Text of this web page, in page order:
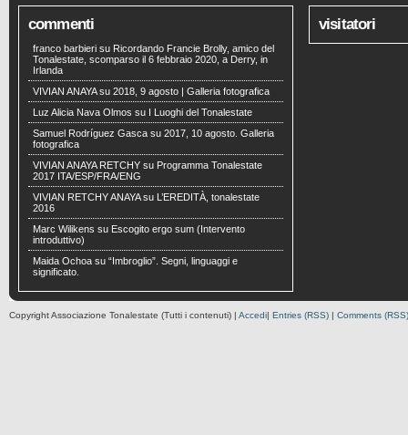
commenti
franco barbieri su Ricordando Francie Brolly, amico del
Tonalestate, scomparso il 6 febbraio 2020, a Derry, in
Irlanda
VIVIAN ANAYAsu 2018, 9 agosto | Galleria fotografica
Luz Alicia Nava Olmos su I Luoghi del Tonalestate
Samuel Rodríguez Gasca su 2017, 10 agosto. Galleria
fotografica
VIVIAN ANAYA RETCHY su Programma Tonalestate
2017 ITA/ESP/FRA/ENG
VIVIAN RETCHY ANAYAsu L’EREDITÀ, tonalestate
2016
Marc Wilikens su Escogito ergo sum (Intervento
introduttivo)
Maida Ochoa su “Imbroglio”. Segni, linguaggi e
significato.
visitatori
Copyright Associazione Tonalestate (Tutti i contenuti) | Accedi| Entries (RSS) | Comments (RSS)